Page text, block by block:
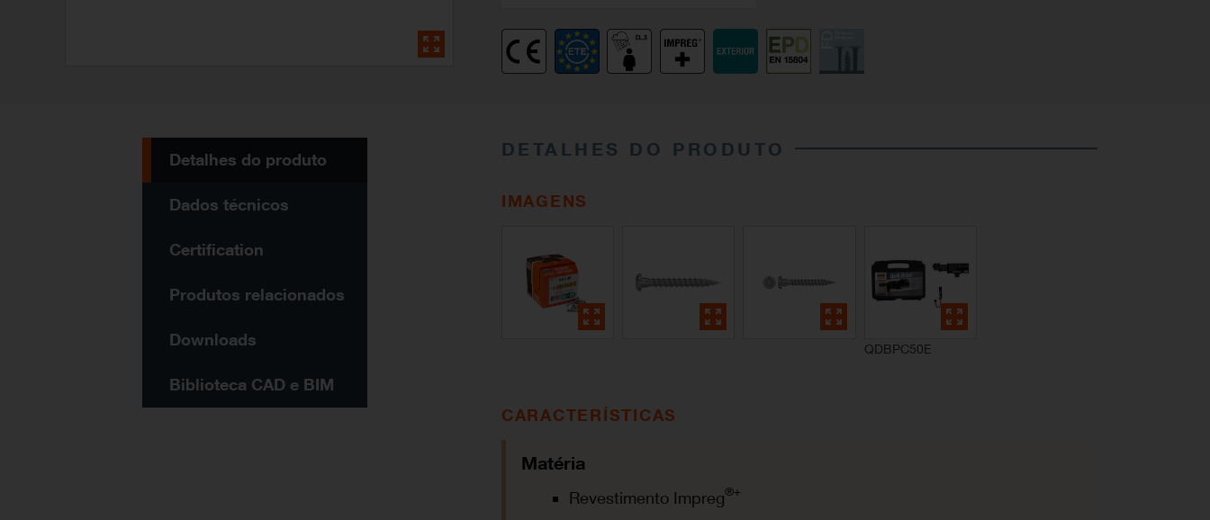
Detalhes do produto
Dados técnicos
Certification
Produtos relacionados
Downloads
Biblioteca CAD e BIM
DETALHES DO PRODUTO
IMAGENS
QDBPC50E
CARACTERÍSTICAS
Matéria
Revestimento Impreg®+